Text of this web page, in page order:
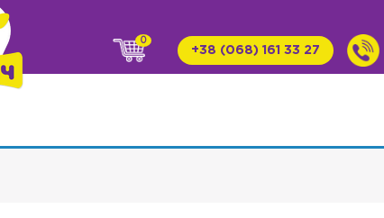
0
+38 (068) 161 33 27